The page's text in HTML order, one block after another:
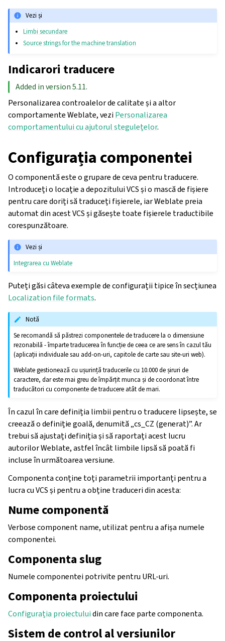
Vezi și
Limbi secundare
Source strings for the machine translation
Indicarori traducere
Added in version 5.11.
Personalizarea controalelor de calitate și a altor
comportamente Weblate, veziPersonalizarea
comportamentului cu ajutorul stegulețelor.
Configurația componentei
O componentă este o grupare de ceva pentru traducere.
Introduceți o locație a depozitului VCS și o mască de fișiere
pentru care doriți să traduceți fișierele, iar Weblate preia
automat din acest VCS și găsește toate fișierele traductibile
corespunzătoare.
Vezi și
Integrarea cu Weblate
Puteți găsi câteva exemple de configurații tipice în secțiunea
Localization file formats.
Notă
Se recomandă să păstrezi componentele de traducere la o dimensiune
rezonabilă - împarte traducerea în funcție de ceea ce are sens în cazul tău
(aplicații individuale sau add-on-uri, capitole de carte sau site-uri web).
Weblate gestionează cu ușurință traducerile cu 10.000 de șiruri de
caractere, dar este mai greu de împărțit munca și de coordonat între
traducători cu componente de traducere atât de mari.
În cazul în care definiția limbii pentru o traducere lipsește, se
creează o definiție goală, denumită „cs_CZ (generat)”. Ar
trebui să ajustați definiția și să raportați acest lucru
autorilor Weblate, astfel încât limbile lipsă să poată fi
incluse în următoarea versiune.
Componenta conține toți parametrii importanți pentru a
lucra cu VCS și pentru a obține traduceri din acesta:
Nume componentă
Verbose component name, utilizat pentru a afișa numele
componentei.
Componenta slug
Numele componentei potrivite pentru URL-uri.
Componenta proiectului
Configurația proiectuluidin care face parte componenta.
Sistem de control al versiunilor